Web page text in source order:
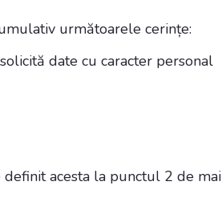
următoarele cerințe:
date cu caracter personal
acesta la punctul 2 de mai